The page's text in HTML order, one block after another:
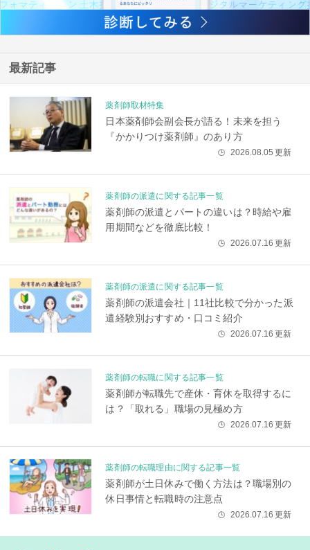
最新記事
薬剤師取材特集
日本薬剤師会副会長が語る！未来を担う
『かかりつけ薬剤師』のあり方
🕒 2026.08.05 更新
薬剤師の派遣に関する記事一覧
薬剤師の派遣とパートの違いは？時給や雇
用期間などを徹底比較！
🕒 2026.07.16 更新
薬剤師の派遣に関する記事一覧
薬剤師の派遣会社｜11社比較で分かった派
遣経験別おすすめ・口コミ紹介
🕒 2026.07.16 更新
薬剤師の転職に関する記事一覧
薬剤師が転職先で産休・育休を取得するに
は？「取れる」職場の見極め方
🕒 2026.07.16 更新
薬剤師の転職理由に関する記事一覧
薬剤師が土日休みで働く方法は？職場別の
休日事情と転職時の注意点
🕒 2026.07.16 更新